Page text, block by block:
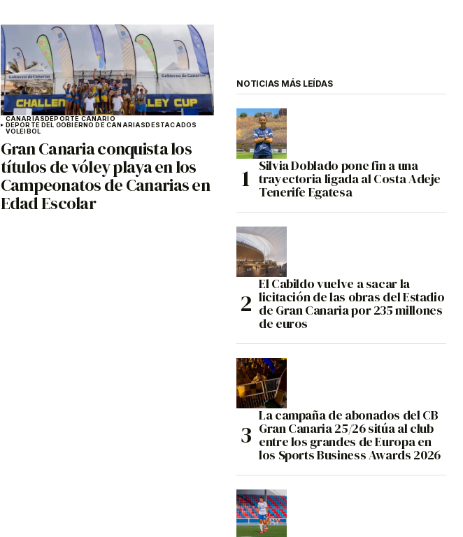
CANARIASDEPORTE CANARIO
DEPORTE DEL GOBIERNO DE CANARIASDESTACADOS
VOLEIBOL
Gran Canaria conquista los
títulos de vóley playa en los
Campeonatos de Canarias en
Edad Escolar
NOTICIAS MÁS LEÍDAS
Silvia Doblado pone fin a una
trayectoria ligada al Costa Adeje
Tenerife Egatesa
El Cabildo vuelve a sacar la
licitación de las obras del Estadio
de Gran Canaria por 235 millones
de euros
La campaña de abonados del CB
Gran Canaria 25/26 sitúa al club
entre los grandes de Europa en
los Sports Business Awards 2026